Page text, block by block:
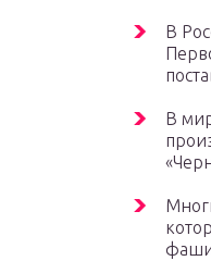
В
В